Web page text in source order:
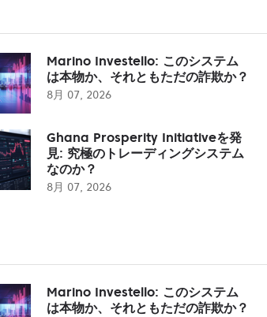
Marino Investello: このシステム
は本物か、それともただの詐欺か？
8月 07, 2026
Ghana Prosperity Initiativeを発
見: 究極のトレーディングシステム
なのか？
8月 07, 2026
Marino Investello: このシステム
は本物か、それともただの詐欺か？